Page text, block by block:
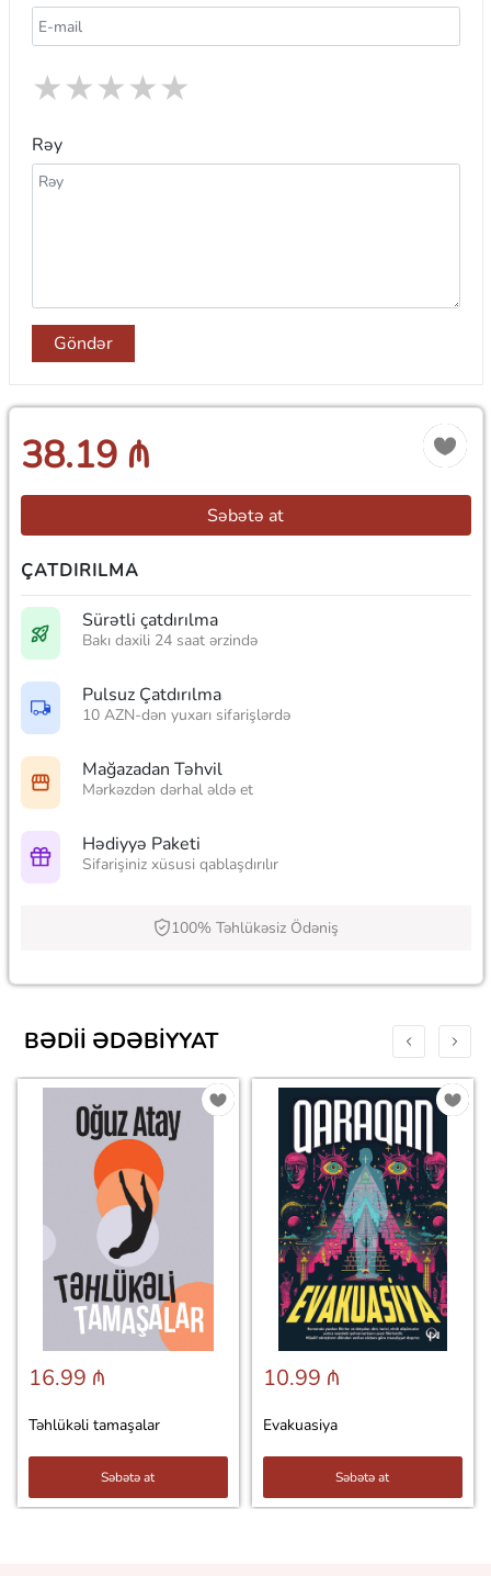
★
★
★
★
★
Rəy
Göndər
38.19 ₼
Səbətə at
ÇATDIRILMA
Sürətli çatdırılma
Bakı daxili 24 saat ərzində
Pulsuz Çatdırılma
10 AZN-dən yuxarı sifarişlərdə
Mağazadan Təhvil
Mərkəzdən dərhal əldə et
Hədiyyə Paketi
Sifarişiniz xüsusi qablaşdırılır
100% Təhlükəsiz Ödəniş
BƏDII ƏDƏBIYYAT
16.99 ₼
Təhlükəli tamaşalar
Səbətə at
10.99 ₼
Evakuasiya
Səbətə at